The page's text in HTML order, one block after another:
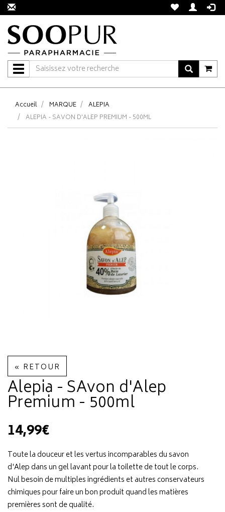
Navigation
Accueil MARQUE
ALEPIA
ALEPIA - SAVON D'ALEP PREMIUM - 500ML
« RETOUR
Alepia - SAvon d'Alep
Premium - 500ml
14,99€
Toute la douceur et les vertus incomparables du savon
d'Alep dans un gel lavant pour la toilette de tout le corps.
Nul besoin de multiples ingrédients et autres conservateurs
chimiques pour faire un bon produit quand les matières
premières sont de qualité.